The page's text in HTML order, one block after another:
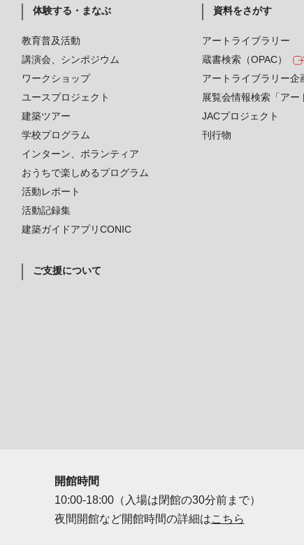
体験する・まなぶ
教育普及活動
講演会、シンポジウム
ワークショップ
ユースプロジェクト
建築ツアー
学校プログラム
インターン、ボランティア
おうちで楽しめるプログラム
活動レポート
活動記録集
建築ガイドアプリCONIC
資料をさがす
アートライブラリー
蔵書検索（OPAC）
アートライブラリー企
展覧会情報検索「アー
JACプロジェクト
刊行物
ご支援について
開館時間
10:00-18:00（入場は閉館の30分前まで）
夜間開館など開館時間の詳細はこちら